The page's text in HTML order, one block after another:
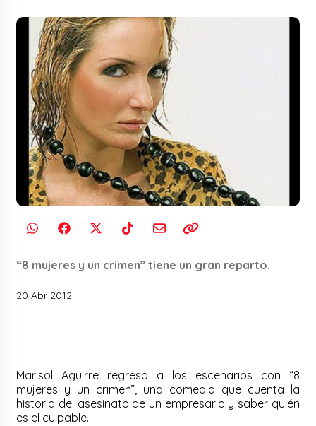
“8 mujeres y un crimen” tiene un gran reparto.
20 Abr 2012
Marisol Aguirre regresa a los escenarios con “8
mujeres y un crimen”, una comedia que cuenta la
historia del asesinato de un empresario y saber quién
es el culpable.